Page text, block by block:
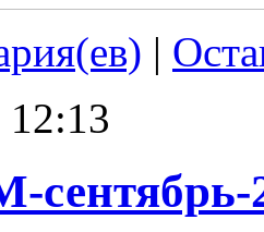
|
12:13